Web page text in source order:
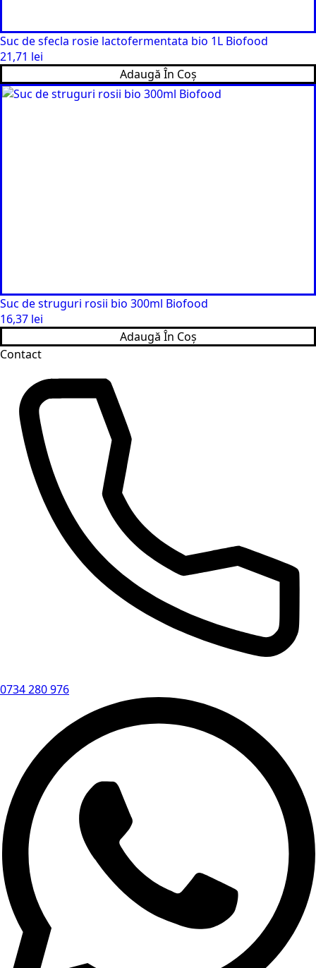
Suc de sfecla rosie lactofermentata bio 1L Biofood
21,71 lei
Adaugă În Coș
Suc de struguri rosii bio 300ml Biofood
16,37 lei
Adaugă În Coș
Contact
0734 280 976